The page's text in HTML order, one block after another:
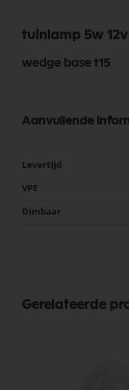
tuinlamp 5w
wedge base t15
Aanvullende
Meer
informatie
Levertijd
VPE
Dimbaar
Gerelateerde